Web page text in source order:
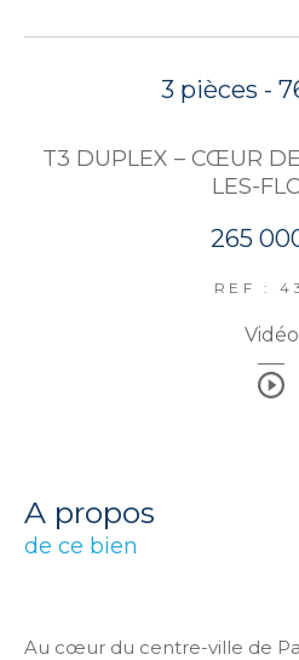
3 pièces -
T3 DUPLEX – CŒUR
LES-
265
REF :
Vidéo
a propos
de ce bien
Au cœur du centre-ville de